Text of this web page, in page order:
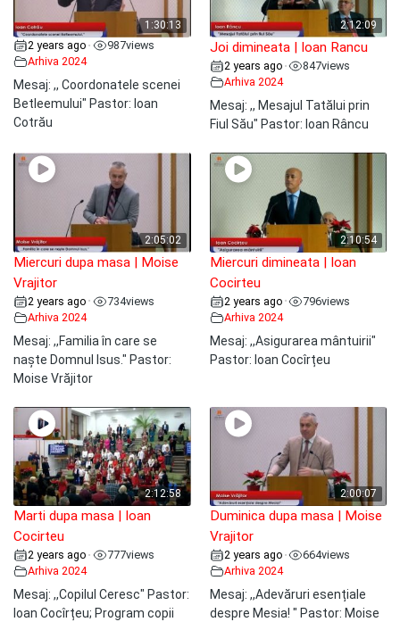
1:30:13
2 years ago • 987views
Arhiva 2024
Mesaj: ,, Coordonatele scenei
Betleemului" Pastor: Ioan
Cotrău
2:12:09
Joi dimineata | Ioan Rancu
2 years ago • 847views
Arhiva 2024
Mesaj: ,, Mesajul Tatălui prin
Fiul Său" Pastor: Ioan Râncu
2:05:02
Miercuri dupa masa | Moise
Vrajitor
2 years ago • 734views
Arhiva 2024
Mesaj: ,,Familia în care se
naște Domnul Isus." Pastor:
Moise Vrăjitor
2:10:54
Miercuri dimineata | Ioan
Cocirteu
2 years ago • 796views
Arhiva 2024
Mesaj: ,,Asigurarea mântuirii"
Pastor: Ioan Cocîrțeu
2:12:58
Marti dupa masa | Ioan
Cocirteu
2 years ago • 777views
Arhiva 2024
Mesaj: ,,Copilul Ceresc" Pastor:
Ioan Cocîrțeu; Program copii
2:00:07
Duminica dupa masa | Moise
Vrajitor
2 years ago • 664views
Arhiva 2024
Mesaj: ,,Adevăruri esențiale
despre Mesia! " Pastor: Moise